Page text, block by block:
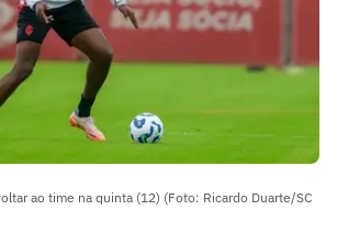
ao time na quinta (12) (Foto: Ricardo Duarte/SC